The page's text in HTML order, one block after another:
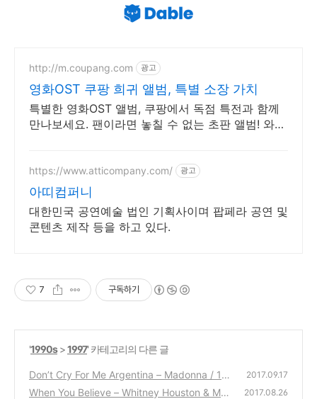
http://m.coupang.com 광고
영화OST 쿠팡 희귀 앨범, 특별 소장 가치
특별한 영화OST 앨범, 쿠팡에서 독점 특전과 함께
만나보세요. 팬이라면 놓칠 수 없는 초판 앨범! 와우
https://www.atticompany.com/ 광고
아띠컴퍼니
대한민국 공연예술 법인 기획사이며 팝페라 공연 및
콘텐츠 제작 등을 하고 있다.
7 구독하기
'1990s>1997' 카테고리의 다른 글
Don’t Cry For Me Argentina – Madonna / 19
97
(0)
2017.09.17
When You Believe – Whitney Houston & Mar
2017.08.26